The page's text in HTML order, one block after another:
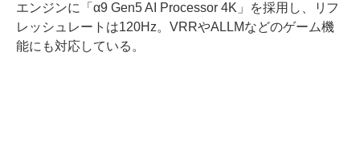
エンジンに「α9 Gen5 AI Processor 4K」を採用し、リフ
レッシュレートは120Hz。VRRやALLMなどのゲーム機
能にも対応している。